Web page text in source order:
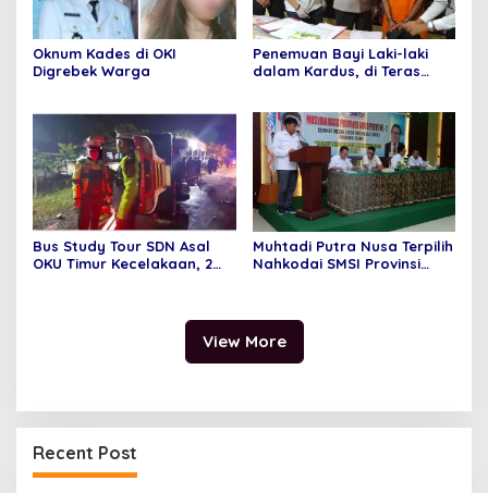
Oknum Kades di OKI
Digrebek Warga
Penemuan Bayi Laki-laki
dalam Kardus, di Teras
Bus Study Tour SDN Asal
OKU Timur Kecelakaan, 2
Muhtadi Putra Nusa Terpilih
Nahkodai SMSI Provinsi
View More
Recent Post